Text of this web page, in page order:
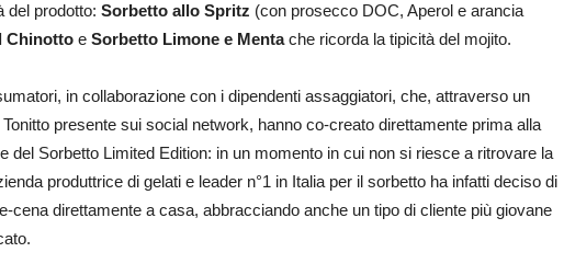
del prodotto: Sorbetto allo Spritz (con prosecco DOC, Aperol e arancia
Chinotto e Sorbetto Limone e Mentache ricorda la tipicità del mojito.
in collaborazione con i dipendenti assaggiatori, che, attraverso un
presente sui social network, hanno co-creato direttamente prima alla
del Sorbetto Limited Edition: in un momento in cui non si riesce a ritrovare la
produttrice di gelati e leader n°1 in Italia per il sorbetto ha infatti deciso di
cena direttamente a casa, abbracciando anche un tipo di cliente più giovane